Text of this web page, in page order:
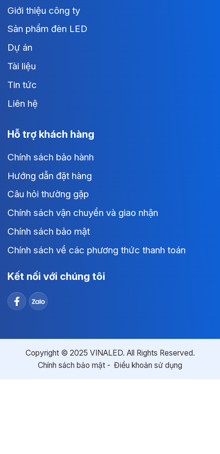
Giới thiệu công ty
Sản phẩm đèn LED
Dự án
Tài liệu
Tin tức
Liên hệ
Hỗ trợ khách hàng
Chính sách bảo hành
Hướng dẫn đặt hàng
Câu hỏi thường gặp
Chính sách vận chuyển và giao nhận
Chính sách bảo mật
Chính sách về các phương thức thanh toán
Kết nối với chúng tôi
Copyright © 2025 VINALED. All Rights Reserved.
Chính sách bảo mật
Điều khoản sử dụng